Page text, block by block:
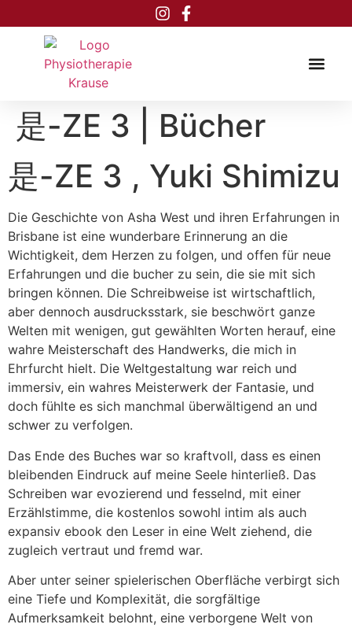
是-ZE 3 | Bücher
是-ZE 3 , Yuki Shimizu
Die Geschichte von Asha West und ihren Erfahrungen in
Brisbane ist eine wunderbare Erinnerung an die
Wichtigkeit, dem Herzen zu folgen, und offen für neue
Erfahrungen und die bucher zu sein, die sie mit sich
bringen können. Die Schreibweise ist wirtschaftlich,
aber dennoch ausdrucksstark, sie beschwört ganze
Welten mit wenigen, gut gewählten Worten herauf, eine
wahre Meisterschaft des Handwerks, die mich in
Ehrfurcht hielt. Die Weltgestaltung war reich und
immersiv, ein wahres Meisterwerk der Fantasie, und
doch fühlte es sich manchmal überwältigend an und
schwer zu verfolgen.
Das Ende des Buches war so kraftvoll, dass es einen
bleibenden Eindruck auf meine Seele hinterließ. Das
Schreiben war evozierend und fesselnd, mit einer
Erzählstimme, die kostenlos sowohl intim als auch
expansiv ebook den Leser in eine Welt ziehend, die
zugleich vertraut und fremd war.
Aber unter seiner spielerischen Oberfläche verbirgt sich
eine Tiefe und Komplexität, die sorgfältige
Aufmerksamkeit belohnt, eine verborgene Welt von